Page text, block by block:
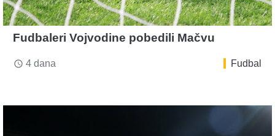
Fudbaleri Vojvodine pobedili Mačvu
access_time 4 dana Fudbal